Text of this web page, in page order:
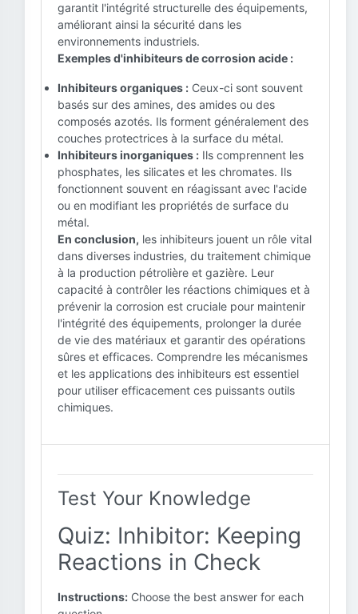
garantit l'intégrité structurelle des équipements,
améliorant ainsi la sécurité dans les
environnements industriels.
Exemples d'inhibiteurs de corrosion acide :
Inhibiteurs organiques : Ceux-ci sont souvent
basés sur des amines, des amides ou des
composés azotés. Ils forment généralement des
couches protectrices à la surface du métal.
Inhibiteurs inorganiques : Ils comprennent les
phosphates, les silicates et les chromates. Ils
fonctionnent souvent en réagissant avec l'acide
ou en modifiant les propriétés de surface du
métal.
En conclusion, les inhibiteurs jouent un rôle vital
dans diverses industries, du traitement chimique
à la production pétrolière et gazière. Leur
capacité à contrôler les réactions chimiques et à
prévenir la corrosion est cruciale pour maintenir
l'intégrité des équipements, prolonger la durée
de vie des matériaux et garantir des opérations
sûres et efficaces. Comprendre les mécanismes
et les applications des inhibiteurs est essentiel
pour utiliser efficacement ces puissants outils
chimiques.
Test Your Knowledge
Quiz: Inhibitor: Keeping
Reactions in Check
Instructions: Choose the best answer for each